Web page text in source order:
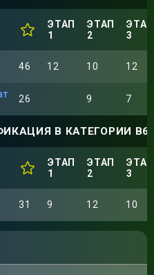
ЭТАП
1
ЭТАП
2
ЭТАП
3
46 12 10 12
26 9 7
В КАТЕГОРИИ
ЭТАП
1
ЭТАП
2
ЭТАП
3
31 9 12 10